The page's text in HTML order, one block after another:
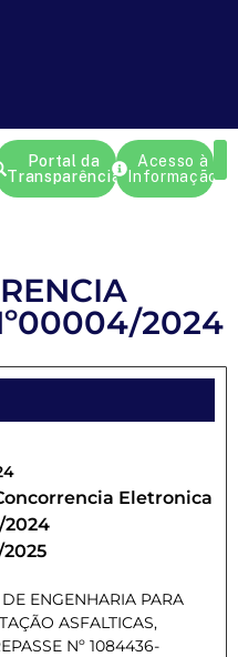
Portal da
Transparência
Acesso à
Informação
2024
Eletronica
2024
2025
ENGENHARIA PARA
ASFALTICAS,
Nº 1084436-